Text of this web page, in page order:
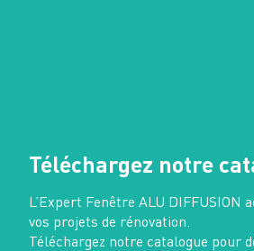
Téléchargez notre
L’Expert Fenêtre ALU DIFFUSION
vos projets de rénovation.
Téléchargez notre catalogue pour